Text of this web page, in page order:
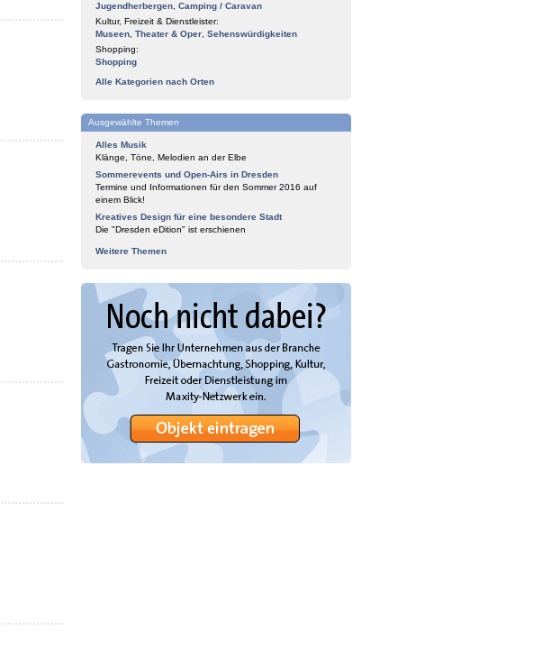
Jugendherbergen Camping / Caravan
Kultur, Freizeit & Dienstleister:
Museen Theater & Oper Sehenswürdigkeiten
Shopping:
Shopping
Alle Kategorien nach Orten
Ausgewählte Themen
Alles Musik
Klänge, Töne, Melodien an der Elbe
Sommerevents und Open-Airs in Dresden
Termine und Informationen für den Sommer 2016 auf
einem Blick!
Kreatives Design für eine besondere Stadt
Die "Dresden eDition" ist erschienen
Weitere Themen